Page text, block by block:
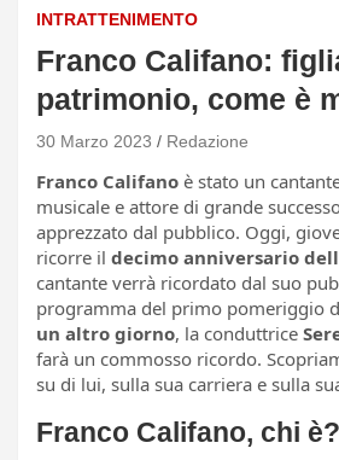
INTRATTENIMENTO
Franco Califano:
patrimonio, come è
30 Marzo 2023 Redazione
Franco Califano è stato un
musicale e attore di grande
apprezzato dal pubblico. Oggi,
ricorre il decimo anniversario
cantante verrà ricordato dal suo
programma del primo pomeriggio
un altro giorno, la conduttrice
farà un commosso ricordo.
su di lui, sulla sua carriera e sulla
Franco Califano, chi è?